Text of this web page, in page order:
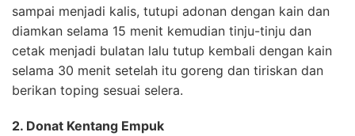
sampai menjadi kalis, tutupi adonan dengan kain dan
diamkan selama 15 menit kemudian tinju-tinju dan
cetak menjadi bulatan lalu tutup kembali dengan kain
selama 30 menit setelah itu goreng dan tiriskan dan
berikan toping sesuai selera.
2. Donat Kentang Empuk